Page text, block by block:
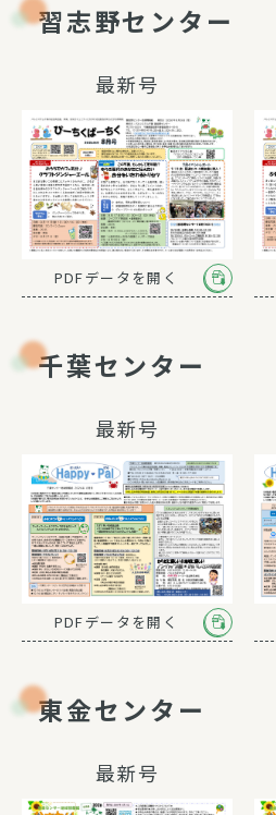
習志野センター
最新号
PDFデータを開く
千葉センター
最新号
PDFデータを開く
東金センター
最新号